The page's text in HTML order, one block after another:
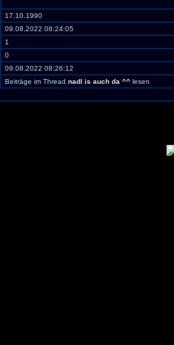
17.10.1990
09.08.2022 08:24:05
1
0
09.08.2022 08:26:12
Beiträge im Thread nadl is auch da ^^ lesen